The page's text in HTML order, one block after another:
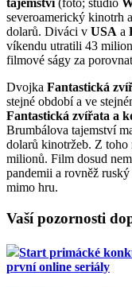
tajemství(foto; studio
severoamerický kinotrh
dolarů. Diváci v USA a
víkendu utratili 43
filmové ságy za
Dvojka Fantastická
stejné období a ve
Fantastická zvířata a
Brumbálova tajemství
dolarů kinotržeb. Z toho
milionů. Film dosud
pandemii a rovněž
mimo hru.
Vaší pozornosti
Start primácké
první online seriály